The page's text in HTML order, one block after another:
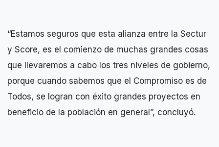
“Estamos seguros que esta alianza entre la Sectur
y Score, es el comienzo de muchas grandes cosas
que llevaremos a cabo los tres niveles de gobierno,
porque cuando sabemos que el Compromiso es de
Todos, se logran con éxito grandes proyectos en
beneficio de la población en general”, concluyó.